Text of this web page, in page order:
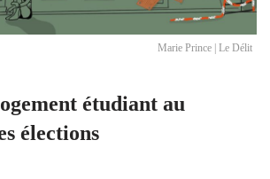
Marie Prince | Le Délit
étudiant au
élections